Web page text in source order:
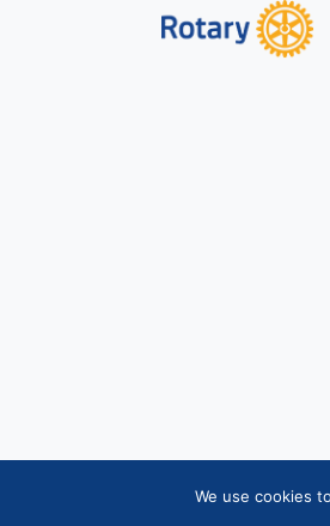
Copyright ©
We use cookies